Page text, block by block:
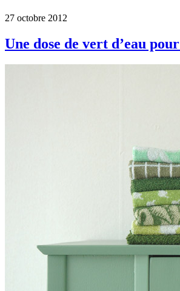
27 octobre 2012
Une dose de vert d’eau